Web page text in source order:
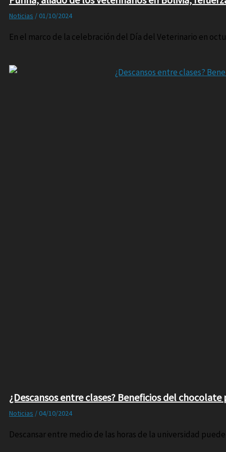
Noticias / 01/10/2024
En el marco de la celebración del Día del Veterinario en
¿Descansos entre clases? Beneficios del
Noticias / 04/10/2024
Descansar entre medio de las horas de la universidad